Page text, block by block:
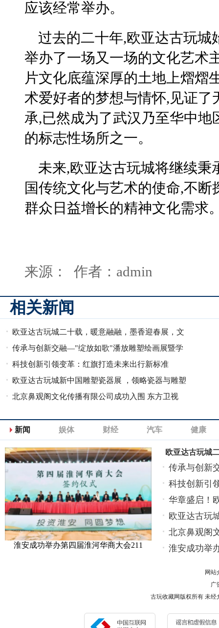
应该经常举办。
过去的二十年,欧亚达古玩城
举办了一场又一场的文化艺术
片文化底蕴深厚的土地上熠熠
术爱好者的梦想与情怀,见证了
承,已然成为了武汉乃至华中
的标志性场所之一。
未来,欧亚达古玩城将继续秉
国传统文化与艺术的使命,不
群众日益增长的精神文化需求
来源： 作者：admin
相关新闻
欧亚达古玩城二十载，暖意融融，墨香迎春展，文
化永传承
传承与创新交融—"绽放如歌"潘放雕塑绘画展暨学
术研讨会在穗举
科技创新引领变革：红旗打造未来出行新标准
欧亚达古玩城新中国雕塑瓷器展 ，领略瓷器与雕塑
的融合之魅
北京鼻观阁文化传播有限公司成功入围 东方卫视
新闻 娱体 财经 汽车 健康
淮安成功举办第四届淮河华商大会211
欧亚达古玩城
传承与创新
讨
科技创新引
华章盛启！
瓷
欧亚达古玩
北京鼻观阁
淮安成功举
网站
广
古玩收藏网版权所有 未经